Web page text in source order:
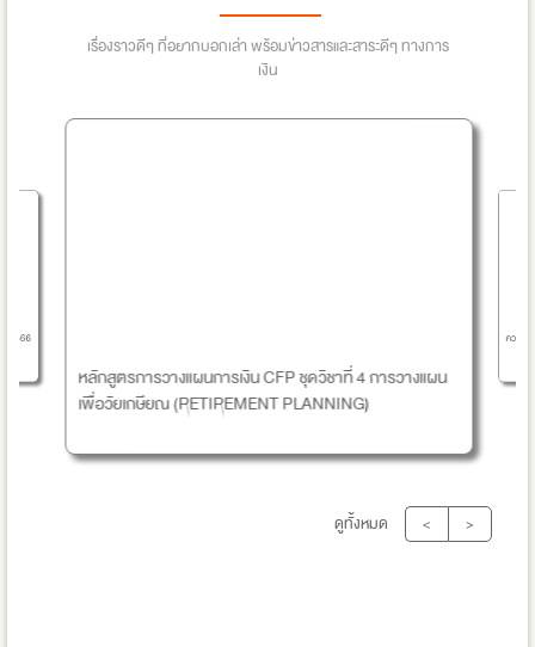
เรื่องราวดีๆ ที่อยากบอกเล่า พร้อมข่าวสารและสาระดีๆ ทางการ
เงิน
ปี 2566
หลักสูตรการวางแผนการเงิน CFP ชุดวิชาที่ 4 การวางแผน
เพื่อวัยเกษียณ (RETIREMENT PLANNING)
ความรู้
ดูทั้งหมด < >